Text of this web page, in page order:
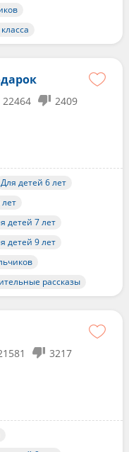
22464
2409
Для детей 6 лет
детей 7 лет
детей 9 лет
рассказы
3217